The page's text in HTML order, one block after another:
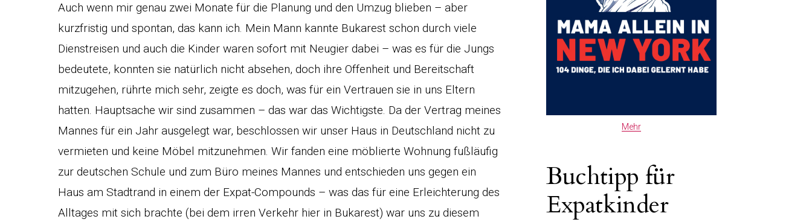
Auch wenn mir genau zwei Monate für die Planung und den Umzug blieben – aber
kurzfristig und spontan, das kann ich. Mein Mann kannte Bukarest schon durch viele
Dienstreisen und auch die Kinder waren sofort mit Neugier dabei – was es für die Jungs
bedeutete, konnten sie natürlich nicht absehen, doch ihre Offenheit und Bereitschaft
mitzugehen, rührte mich sehr, zeigte es doch, was für ein Vertrauen sie in uns Eltern
hatten. Hauptsache wir sind zusammen – das war das Wichtigste. Da der Vertrag meines
Mannes für ein Jahr ausgelegt war, beschlossen wir unser Haus in Deutschland nicht zu
vermieten und keine Möbel mitzunehmen. Wir fanden eine möblierte Wohnung fußläufig
zur deutschen Schule und zum Büro meines Mannes und entschieden uns gegen ein
Haus am Stadtrand in einem der Expat-Compounds – was das für eine Erleichterung des
Alltages mit sich brachte (bei dem irren Verkehr hier in Bukarest) war uns zu diesem
Mehr
Buchtipp für
Expatkinder